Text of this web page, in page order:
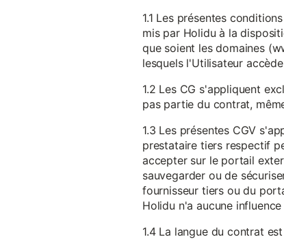
1.1 Les présentes
mis par Holidu à la
que soient les domaines
lesquels l'Utilisateur
1.2 Les CG s'appliquent
pas partie du contrat,
1.3 Les présentes CGV
prestataire tiers respectif
accepter sur le portail
sauvegarder ou de
fournisseur tiers ou du
Holidu n'a aucune
1.4 La langue du contrat